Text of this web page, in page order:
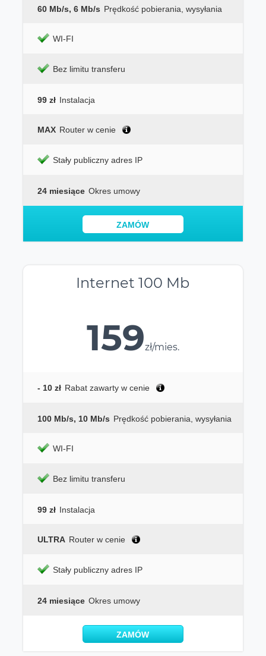
60 Mb/s, 6 Mb/s Prędkość pobierania, wysyłania
WI-FI
Bez limitu transferu
99 zł Instalacja
MAX Router w cenie
Stały publiczny adres IP
24 miesiące Okres umowy
ZAMÓW
Internet 100 Mb
159zł/mies.
- 10 zł Rabat zawarty w cenie
100 Mb/s, 10 Mb/s Prędkość pobierania, wysyłania
WI-FI
Bez limitu transferu
99 zł Instalacja
ULTRA Router w cenie
Stały publiczny adres IP
24 miesiące Okres umowy
ZAMÓW